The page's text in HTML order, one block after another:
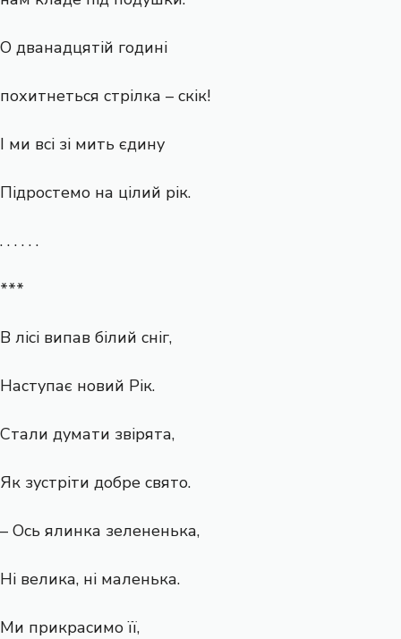
О дванадцятій годині
похитнеться стрілка – скік!
І ми всі зі мить єдину
Підростемо на цілий рік.
. . . . . .
***
В лісі випав білий сніг,
Наступає новий Рік.
Стали думати звірята,
Як зустріти добре свято.
– Ось ялинка зелененька,
Ні велика, ні маленька.
Ми прикрасимо її,